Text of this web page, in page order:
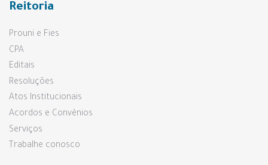
Reitoria
Prouni e Fies
CPA
Editais
Resoluções
Atos Institucionais
Acordos e Convênios
Serviços
Trabalhe conosco